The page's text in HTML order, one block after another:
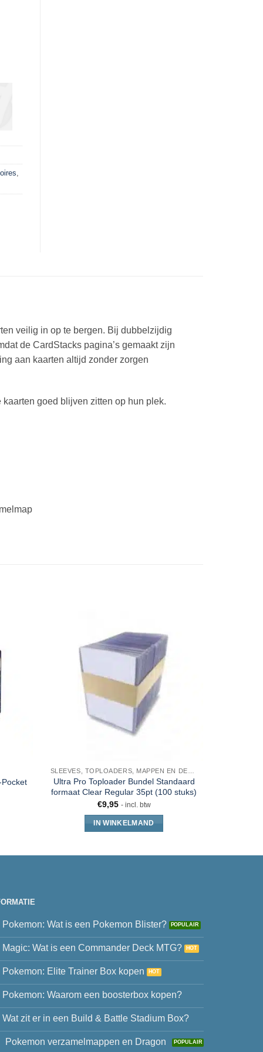
veilig in op te bergen. Bij dubbelzijdig
de CardStacks pagina’s gemaakt zijn
aan kaarten altijd zonder zorgen
goed blijven zitten op hun plek.
Ultra Pro Toploader Bundel Standaard
formaat Clear Regular 35pt (100 stuks)
€9,95 - incl. btw
IN WINKELMAND
Pokemon: Wat is een Pokemon Blister?
Magic: Wat is een Commander Deck MTG?
Pokemon: Elite Trainer Box kopen
Pokemon: Waarom een boosterbox kopen?
Wat zit er in een Build & Battle Stadium Box?
Pokemon verzamelmappen en Dragon